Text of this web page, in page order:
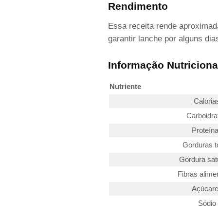
Rendimento
Essa receita rende
garantir lanche por alguns
Informação
Nutriente
Gorduras
Gordura
Fibras
Sódio